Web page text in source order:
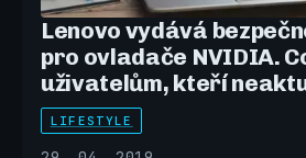
Lenovo vydává
pro ovladače NVIDIA.
uživatelům, kteří
LIFESTYLE